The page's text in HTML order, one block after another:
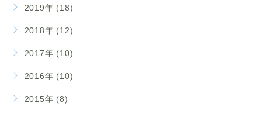
2019年 (18)
2018年 (12)
2017年 (10)
2016年 (10)
2015年 (8)